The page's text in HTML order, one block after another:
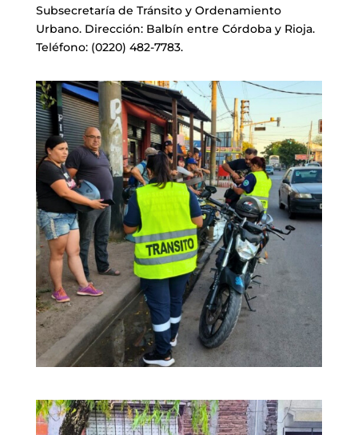
Subsecretaría de Tránsito y Ordenamiento
Urbano. Dirección: Balbín entre Córdoba y Rioja.
Teléfono: (0220) 482-7783.